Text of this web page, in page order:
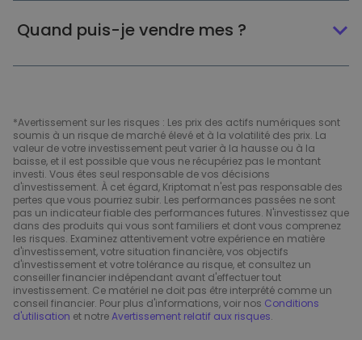
Quand puis-je vendre mes ?
*Avertissement sur les risques : Les prix des actifs numériques sont
soumis à un risque de marché élevé et à la volatilité des prix. La
valeur de votre investissement peut varier à la hausse ou à la
baisse, et il est possible que vous ne récupériez pas le montant
investi. Vous êtes seul responsable de vos décisions
d'investissement. À cet égard, Kriptomat n'est pas responsable des
pertes que vous pourriez subir. Les performances passées ne sont
pas un indicateur fiable des performances futures. N'investissez que
dans des produits qui vous sont familiers et dont vous comprenez
les risques. Examinez attentivement votre expérience en matière
d'investissement, votre situation financière, vos objectifs
d'investissement et votre tolérance au risque, et consultez un
conseiller financier indépendant avant d'effectuer tout
investissement. Ce matériel ne doit pas être interprété comme un
conseil financier. Pour plus d'informations, voir nos Conditions
d'utilisation et notreAvertissement relatif aux risques.